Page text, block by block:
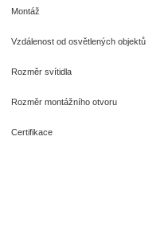
Montáž
Vzdálenost od osvětlených objektů
Rozměr svítidla
Rozměr montážního otvoru
Certifikace